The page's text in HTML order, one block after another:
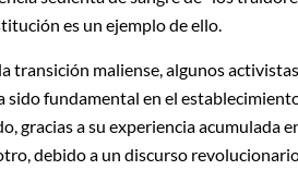
es un ejemplo de ello.
transición maliense, algunos
sido fundamental en el
gracias a su experiencia acumulada
debido a un discurso